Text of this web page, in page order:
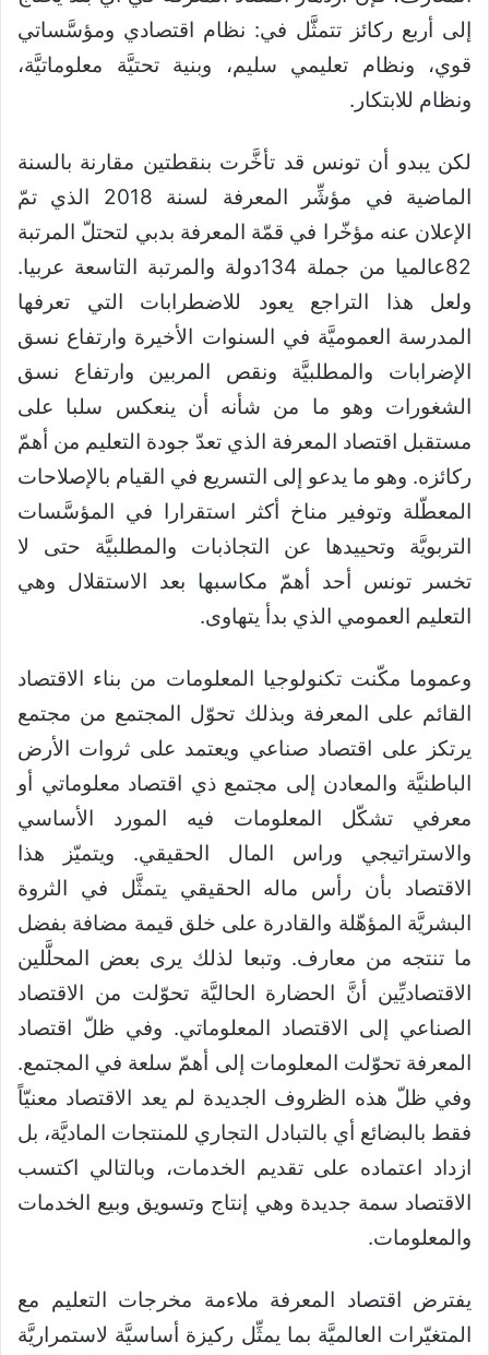
إلى أربع ركائز تتمثَّل في: نظام اقتصادي ومؤسَّساتي
قوي، ونظام تعليمي سليم، وبنية تحتيَّة معلوماتيَّة،
ونظام للابتكار.
لكن يبدو أن تونس قد تأخَّرت بنقطتين مقارنة بالسنة
الماضية في مؤشِّر المعرفة لسنة 2018 الذي تمّ
الإعلان عنه مؤخّرا في قمّة المعرفة بدبي لتحتلّ المرتبة
82عالميا من جملة 134دولة والمرتبة التاسعة عربيا.
ولعل هذا التراجع يعود للاضطرابات التي تعرفها
المدرسة العموميَّة في السنوات الأخيرة وارتفاع نسق
الإضرابات والمطلبيَّة ونقص المربين وارتفاع نسق
الشغورات وهو ما من شأنه أن ينعكس سلبا على
مستقبل اقتصاد المعرفة الذي تعدّ جودة التعليم من أهمّ
ركائزه. وهو ما يدعو إلى التسريع في القيام بالإصلاحات
المعطّلة وتوفير مناخ أكثر استقرارا في المؤسَّسات
التربويَّة وتحييدها عن التجاذبات والمطلبيَّة حتى لا
تخسر تونس أحد أهمّ مكاسبها بعد الاستقلال وهي
التعليم العمومي الذي بدأ يتهاوى.
وعموما مكّنت تكنولوجيا المعلومات من بناء الاقتصاد
القائم على المعرفة وبذلك تحوّل المجتمع من مجتمع
يرتكز على اقتصاد صناعي ويعتمد على ثروات الأرض
الباطنيَّة والمعادن إلى مجتمع ذي اقتصاد معلوماتي أو
معرفي تشكّل المعلومات فيه المورد الأساسي
والاستراتيجي وراس المال الحقيقي. ويتميّز هذا
الاقتصاد بأن رأس ماله الحقيقي يتمثَّل في الثروة
البشريَّة المؤهّلة والقادرة على خلق قيمة مضافة بفضل
ما تنتجه من معارف. وتبعا لذلك يرى بعض المحلَّلين
الاقتصاديِّين أنَّ الحضارة الحاليَّة تحوّلت من الاقتصاد
الصناعي إلى الاقتصاد المعلوماتي. وفي ظلّ اقتصاد
المعرفة تحوّلت المعلومات إلى أهمّ سلعة في المجتمع.
وفي ظلّ هذه الظروف الجديدة لم يعد الاقتصاد معنيّاً
فقط بالبضائع أي بالتبادل التجاري للمنتجات الماديَّة، بل
ازداد اعتماده على تقديم الخدمات، وبالتالي اكتسب
الاقتصاد سمة جديدة وهي إنتاج وتسويق وبيع الخدمات
والمعلومات.
يفترض اقتصاد المعرفة ملاءمة مخرجات التعليم مع
المتغيّرات العالميَّة بما يمثِّل ركيزة أساسيَّة لاستمراريَّة